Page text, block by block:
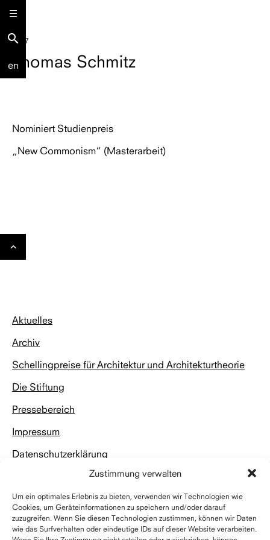
Zustimmung verwalten
Um ein optimales Erlebnis zu bieten, verwenden wir Technologien wie
Cookies, um Geräteinformationen zu speichern und/oder darauf
zuzugreifen. Wenn Sie diesen Technologien zustimmen, können wir Daten
wie das Surfverhalten oder eindeutige IDs auf dieser Website verarbeiten.
search
en
2017
Thomas Schmitz
Nominiert Studienpreis
„New Commonism“ (Masterarbeit)
Gehe
Aktuelles
Archiv
Schellingpreise für Architektur und Architekturtheorie
Die Stiftung
Pressebereich
Impressum
Datenschutzerklärung
Kontakt